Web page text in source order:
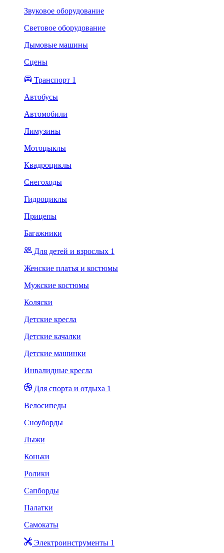
Звуковое оборудование
Световое оборудование
Дымовые машины
Сцены
Транспорт 1
Автобусы
Автомобили
Лимузины
Мотоцыклы
Квадроциклы
Снегоходы
Гидроциклы
Прицепы
Багажники
Для детей и взрослых 1
Женские платья и костюмы
Мужские костюмы
Коляски
Детские кресла
Детские качалки
Детские машинки
Инвалидные кресла
Для спорта и отдыха 1
Велосипеды
Сноуборды
Лыжи
Коньки
Ролики
Сапборды
Палатки
Самокаты
Электроинструменты 1